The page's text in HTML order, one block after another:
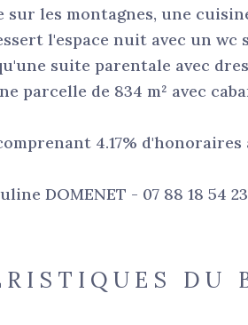
sur les montagnes, une
l'espace nuit avec un
suite parentale avec
parcelle de 834 m² avec
4.17%
DOMENET - 07 88 18 54
DU